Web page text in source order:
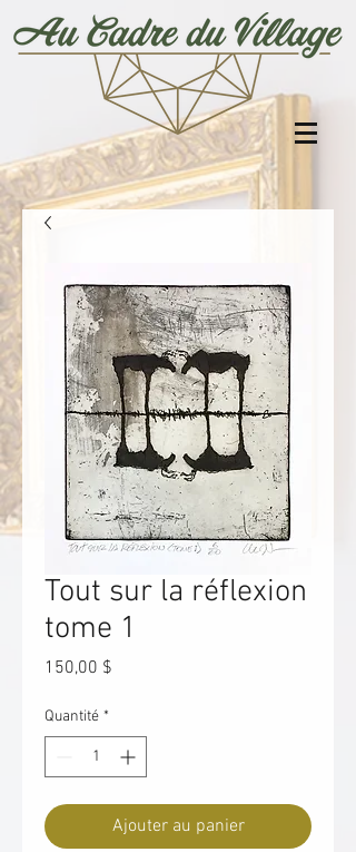
Tout sur la réflexion
tome 1
150,00 $
Quantité *
Ajouter au panier